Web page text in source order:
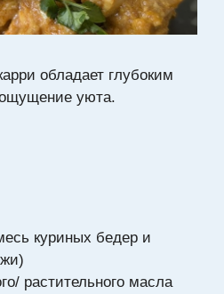
обладает глубоким
уюта.
куриных бедер и
растительного масла